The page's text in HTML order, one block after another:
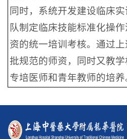
同时，系统开发建设临床
队制定临床技能标准化操
资的统一培训考核。通过
批规范的师资，同时又教
专培医师和青年教师的培养